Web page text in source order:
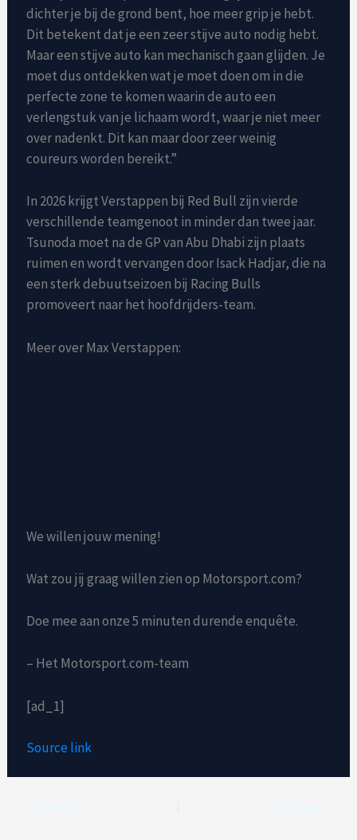
dichter je bij de grond bent, hoe meer grip je hebt.
Dit betekent dat je een zeer stijve auto nodig hebt.
Maar een stijve auto kan mechanisch gaan glijden. Je
moet dus ontdekken wat je moet doen om in die
perfecte zone te komen waarin de auto een
verlengstuk van je lichaam wordt, waar je niet meer
over nadenkt. Dit kan maar door zeer weinig
coureurs worden bereikt.”
In 2026 krijgt Verstappen bij Red Bull zijn vierde
verschillende teamgenoot in minder dan twee jaar.
Tsunoda moet na de GP van Abu Dhabi zijn plaats
ruimen en wordt vervangen door Isack Hadjar, die na
een sterk debuutseizoen bij Racing Bulls
promoveert naar het hoofdrijders-team.
Meer over Max Verstappen:
We willen jouw mening!
Wat zou jij graag willen zien op Motorsport.com?
Doe mee aan onze 5 minuten durende enquête.
– Het Motorsport.com-team
[ad_1]
Source link